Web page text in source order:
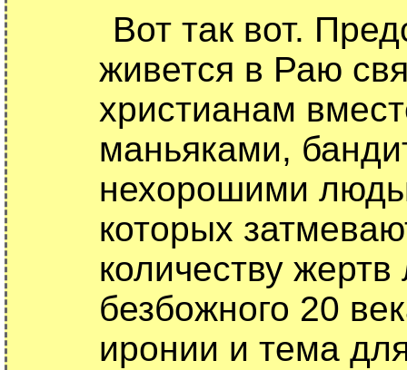
Вот так вот.
живется в Раю
христианам
маньяками,
нехорошими
которых
количеству
безбожного 20
иронии и тема